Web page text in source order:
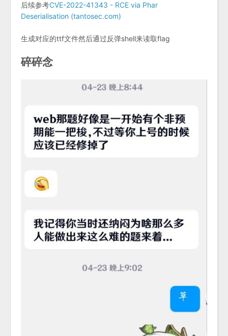
后续参考CVE-2022-41343 - RCE via Phar
Deserialisation (tantosec.com)
生成对应的ttf文件然后通过反弹shell来读取flag
碎碎念